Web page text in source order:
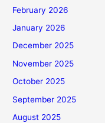
February 2026
January 2026
December 2025
November 2025
October 2025
September 2025
August 2025